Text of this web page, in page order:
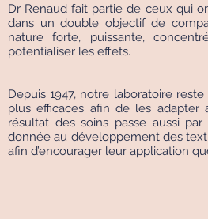
Dr Renaud fait partie de ceux qui
dans un double objectif de
nature forte, puissante,
potentialiser les effets.
Depuis 1947, notre laboratoire
plus efficaces afin de les adapter
résultat des soins passe aussi
donnée au développement des
afin d’encourager leur application